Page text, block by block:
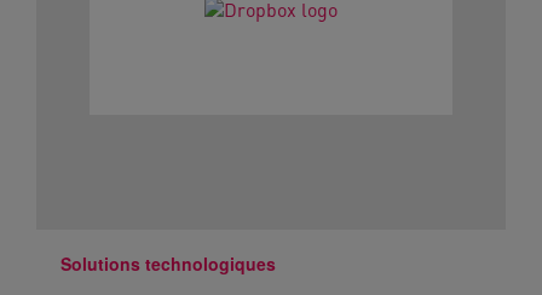
Solutions technologiques